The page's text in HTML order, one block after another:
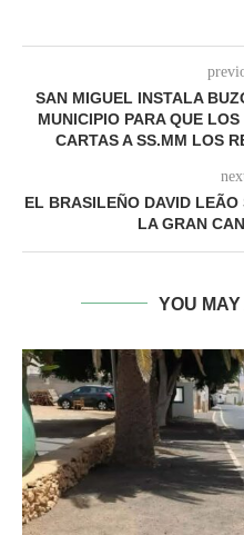
SAN MIGUEL INSTALA
MUNICIPIO PARA QUE
CARTAS A SS.MM LOS
EL BRASILEÑO DAVID
LA GRAN
YOU